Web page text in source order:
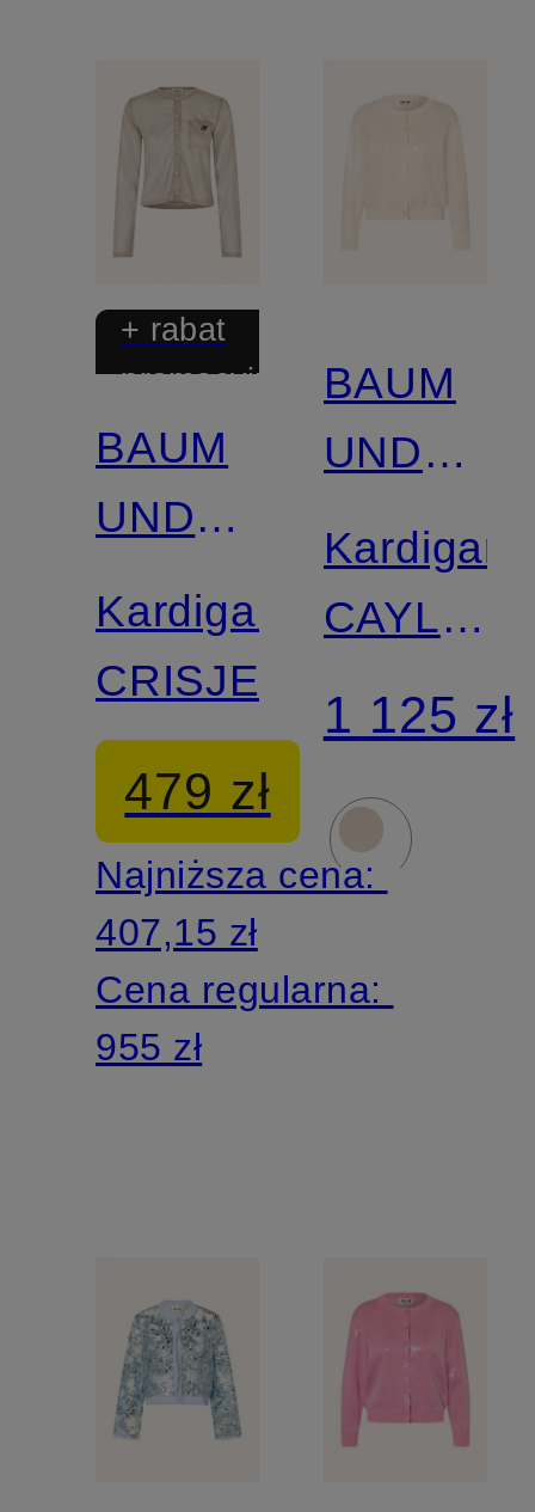
+ rabat
promocyjny
BAUM
UND
PFERDGARTEN
Kardigan
CRISJE
479 zł
Najniższa cena:
407,15 zł
Cena regularna:
955 zł
BAUM
UND
Kardigan
CAYLEE
z
cekinami
1 125 zł